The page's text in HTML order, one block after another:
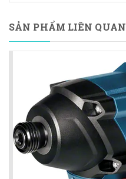
SẢN PHẨM LIÊN QUAN